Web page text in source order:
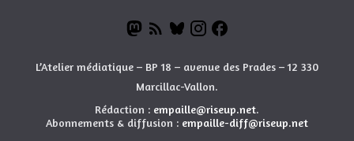
L’Atelier médiatique – BP 18 – avenue des Prades – 12 330
Marcillac-Vallon.
Rédaction : empaille@riseup.net.
Abonnements & diffusion : empaille-diff@riseup.net